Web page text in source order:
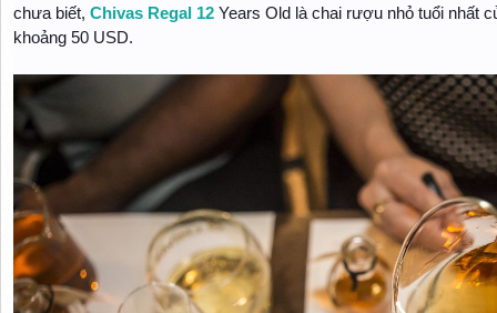
chưa biết, Chivas Regal 12Years Old là chai rượu nhỏ tuổi nhất
khoảng 50 USD.